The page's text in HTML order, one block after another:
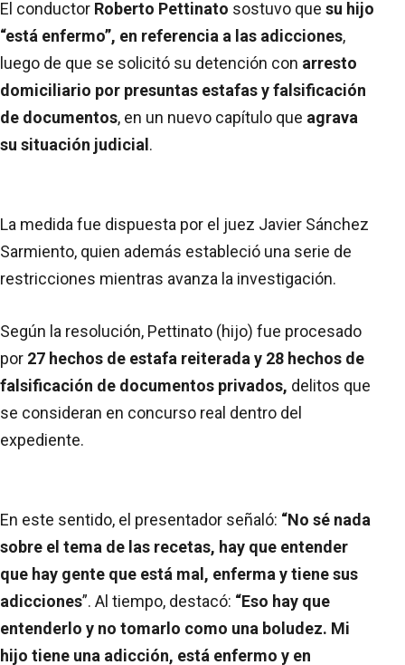
El conductor Roberto Pettinato sostuvo que su hijo
“está enfermo”, en referencia a las adicciones,
luego de que se solicitó su detención con arresto
domiciliario por presuntas estafas y falsificación
de documentos, en un nuevo capítulo que agrava
su situación judicial.
La medida fue dispuesta por el juez Javier Sánchez
Sarmiento, quien además estableció una serie de
restricciones mientras avanza la investigación.
Según la resolución, Pettinato (hijo) fue procesado
por 27 hechos de estafa reiterada y 28 hechos de
falsificación de documentos privados, delitos que
se consideran en concurso real dentro del
expediente.
En este sentido, el presentador señaló: “No sé nada
sobre el tema de las recetas, hay que entender
que hay gente que está mal, enferma y tiene sus
adicciones”. Al tiempo, destacó: “Eso hay que
entenderlo y no tomarlo como una boludez. Mi
hijo tiene una adicción, está enfermo y en